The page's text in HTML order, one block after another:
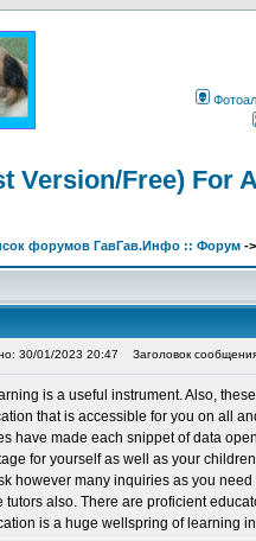
Version/Free) For
форумов ГавГав.Инфо :: Форум -
30/01/2023 20:47 Заголовок
is a useful instrument. Also,
that is accessible for you on all
have made each snippet of data
for yourself as well as your
however many inquiries as you
tutors also. There are proficient
is a huge wellspring of learning